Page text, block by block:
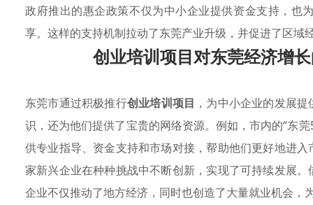
政府推出的惠企政策不仅为中小企业提供资金支持，也
享。这样的支持机制拉动了东莞产业升级，并促进了区域
创业培训项目对东莞经济增
东莞市通过积极推行创业培训项目 ，为中小企业的发展
识，还为他们提供了宝贵的网络资源。例如，市内的“东
供专业指导、资金支持和市场对接，帮助他们更好地进
家新兴企业在种种挑战中不断创新，实现了可持续发展
企业不仅推动了地方经济，同时也创造了大量就业机会，